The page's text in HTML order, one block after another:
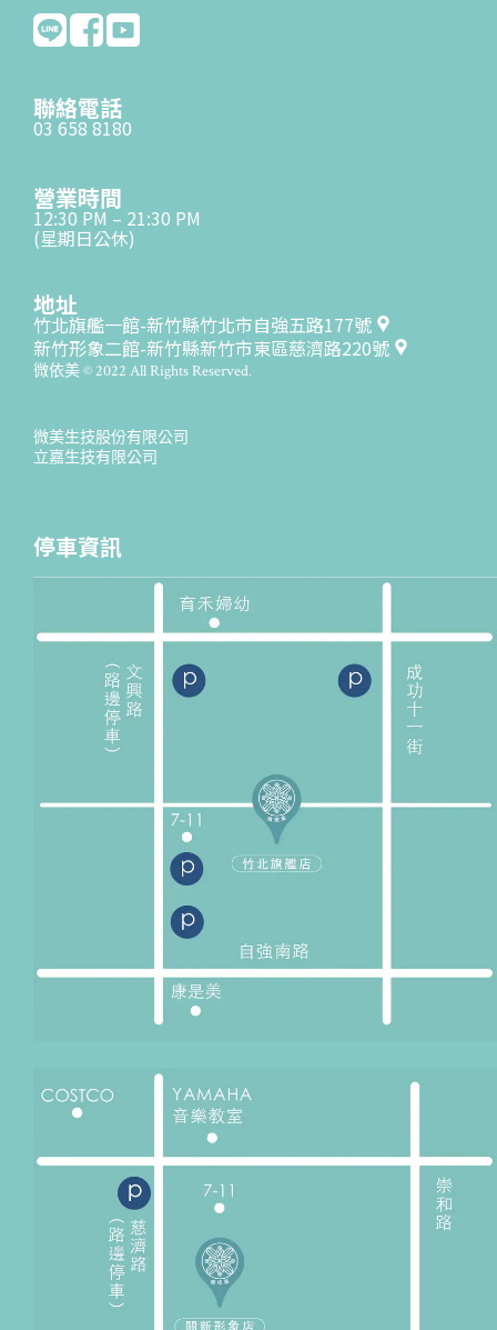
聯絡電話
03 658 8180
營業時間
12:30 PM – 21:30 PM
(星期日公休)
地址
竹北旗艦一館-新竹縣竹北市自強五路177號
新竹形象二館-新竹縣新竹市東區慈濟路220號
微依美 © 2022 All Rights Reserved.
微美生技股份有限公司
立嘉生技有限公司
停車資訊